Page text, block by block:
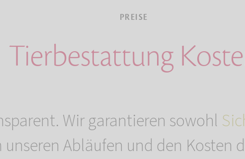
PREISE
Tierbestattung
Wir garantieren sowohl
unseren Abläufen und den Kosten